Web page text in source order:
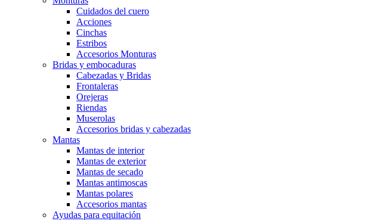
Cuidados del cuero
Acciones
Cinchas
Estribos
Accesorios Monturas
Bridas y embocaduras
Cabezadas y Bridas
Frontaleras
Orejeras
Riendas
Muserolas
Accesorios bridas y cabezadas
Mantas
Mantas de interior
Mantas de exterior
Mantas de secado
Mantas antimoscas
Mantas polares
Accesorios mantas
Ayudas para equitación